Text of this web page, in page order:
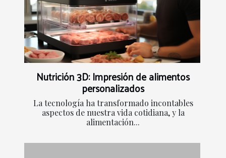
Nutrición 3D: Impresión de alimentos
personalizados
La tecnología ha transformado incontables
aspectos de nuestra vida cotidiana, y la
alimentación...